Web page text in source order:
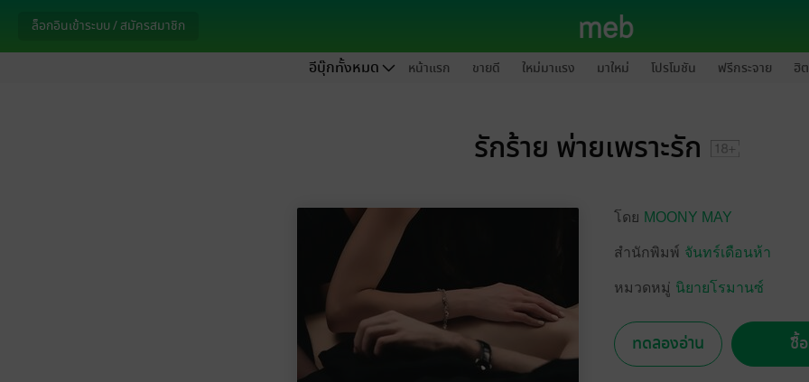
ล็อกอินเข้าระบบ / สมัครสมาชิก
อีบุ๊กทั้งหมด หน้าแรก ขายดี ใหม่มาแรง มาใหม่ โปรโมชัน ฟรีกระจาย ฮิ
รักร้าย พ่ายเพราะรัก
โดย MOONY MAY
สำนักพิมพ์ จันทร์เดือนห้า
หมวดหมู่ นิยายโรมานซ์
ทดลองอ่าน ซื้